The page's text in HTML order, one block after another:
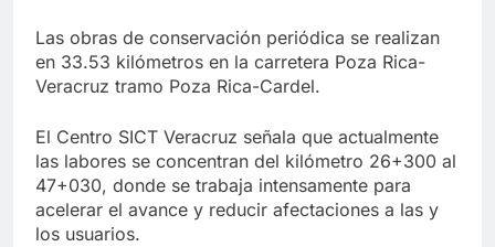
Las obras de conservación periódica se realizan
en 33.53 kilómetros en la carretera Poza Rica-
Veracruz tramo Poza Rica-Cardel.
El Centro SICT Veracruz señala que actualmente
las labores se concentran del kilómetro 26+300 al
47+030, donde se trabaja intensamente para
acelerar el avance y reducir afectaciones a las y
los usuarios.